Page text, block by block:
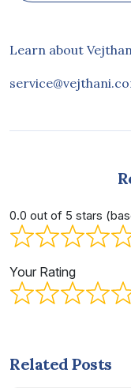
Learn about
0.0 out of 5 stars
Your Rating
Related Posts